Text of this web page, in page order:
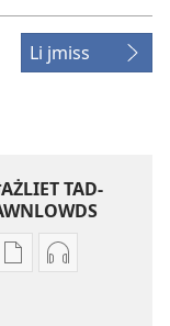
Li jmiss
TAD-
GħażlietGħażliet